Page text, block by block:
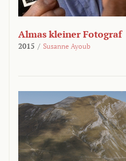
Almas kleiner Fotograf
2015 / Susanne Ayoub